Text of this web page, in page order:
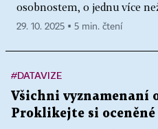
osobnostem, o jednu více
29. 10. 2025 ▪ 5 min. čtení
#DATAVIZE
Všichni vyznamenaní
Proklikejte si oceněné